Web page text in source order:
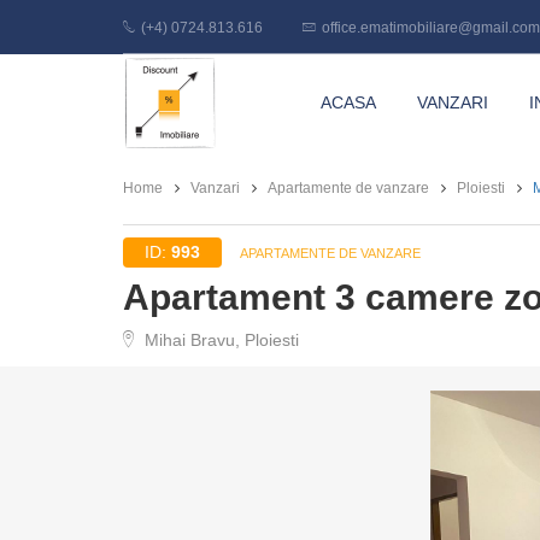
(+4) 0724.813.616 office.ematimobiliare@gmail.com
Discount
Imobiliare
ACASA VANZARI
Home Vanzari Apartamente de vanzare Ploiesti
ID: 993 APARTAMENTE DE VANZARE
Apartament 3 camere
Mihai Bravu, Ploiesti